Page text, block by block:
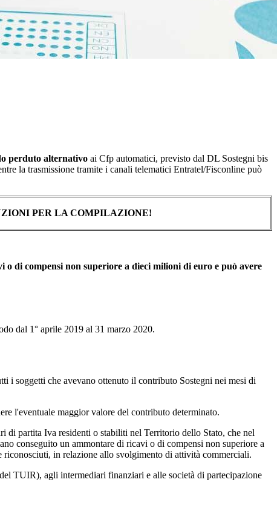
perduto alternativo ai Cfp automatici, previsto dal DL Sostegni bis
la trasmissione tramite i canali telematici Entratel/Fisconline può
PER LA COMPILAZIONE!
o di compensi non superiore a dieci milioni di euro e può avere
dal 1° aprile 2019 al 31 marzo 2020.
i soggetti che avevano ottenuto il contributo Sostegni nei mesi di
l'eventuale maggior valore del contributo determinato.
di partita Iva residenti o stabiliti nel Territorio dello Stato, che nel
conseguito un ammontare di ricavi o di compensi non superiore a
in relazione allo svolgimento di attività commerciali.
TUIR), agli intermediari finanziari e alle società di partecipazione